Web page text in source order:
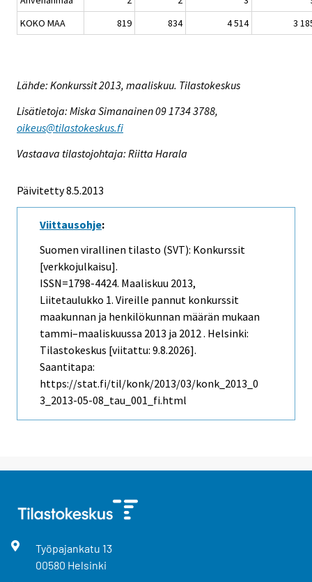
KOKO MAA
819 834 4 514 3
Lähde: Konkurssit 2013, maaliskuu. Tilastokeskus
Lisätietoja: Miska Simanainen 09 1734 3788,
oikeus@tilastokeskus.fi
Vastaava tilastojohtaja: Riitta Harala
Päivitetty 8.5.2013
Viittausohje:
Suomen virallinen tilasto (SVT): Konkurssit
[verkkojulkaisu].
ISSN=1798-4424. Maaliskuu 2013,
Liitetaulukko 1. Vireille pannut konkurssit
maakunnan ja henkilökunnan määrän mukaan
tammi–maaliskuussa 2013 ja 2012 . Helsinki:
Tilastokeskus [viitattu: 9.8.2026].
Saantitapa:
https://stat.fi/til/konk/2013/03/konk_2013_0
3_2013-05-08_tau_001_fi.html
Työpajankatu 13
00580 Helsinki